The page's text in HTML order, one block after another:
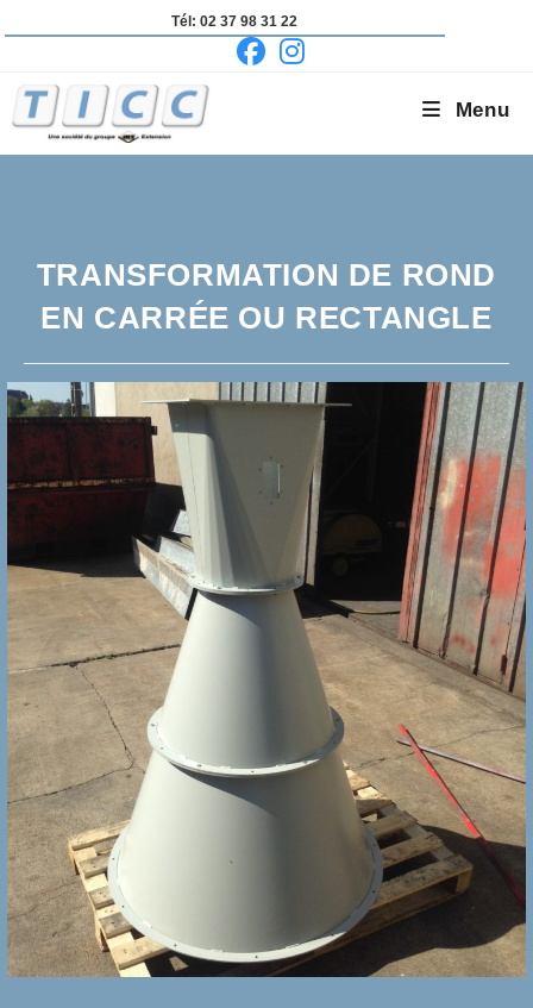
to
Tél: 02 37 98 31 22
Menu
TRANSFORMATION DE ROND
EN CARRÉE OU RECTANGLE